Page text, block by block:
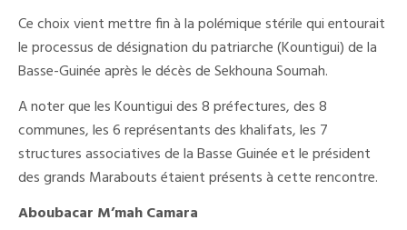
Ce choix vient mettre fin à la polémique stérile qui entourait
le processus de désignation du patriarche (Kountigui) de la
Basse-Guinée après le décès de Sekhouna Soumah.
A noter que les Kountigui des 8 préfectures, des 8
communes, les 6 représentants des khalifats, les 7
structures associatives de la Basse Guinée et le président
des grands Marabouts étaient présents à cette rencontre.
Aboubacar M’mah Camara